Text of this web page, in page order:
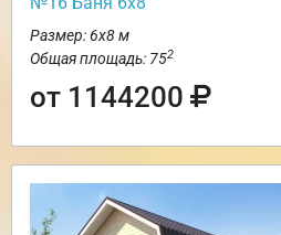
Размер: 6х8 м
Общая площадь: 752
от 1144200